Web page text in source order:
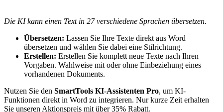
Die KI kann einen Text in 27 verschiedene Sprachen übersetzen.
Übersetzen: Lassen Sie Ihre Texte direkt aus Word
übersetzen und wählen Sie dabei eine Stilrichtung.
Erstellen: Erstellen Sie komplett neue Texte nach Ihren
Vorgaben. Wahlweise mit oder ohne Einbeziehung eines
vorhandenen Dokuments.
Nutzen Sie den SmartTools KI-Assistenten Pro, um KI-
Funktionen direkt in Word zu integrieren. Nur kurze Zeit erhalten
Sie unseren Aktionspreis mit über 35% Rabatt.